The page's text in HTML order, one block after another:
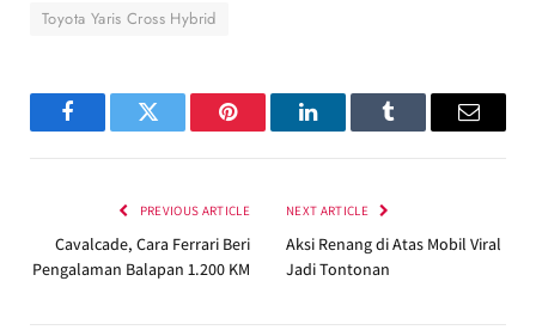
Toyota Yaris Cross Hybrid
FacebookTwitter Pinterest LinkedInTumblr Email
PREVIOUS ARTICLE
Cavalcade, Cara Ferrari Beri
Pengalaman Balapan 1.200 KM
NEXT ARTICLE
Aksi Renang di Atas Mobil Viral
Jadi Tontonan